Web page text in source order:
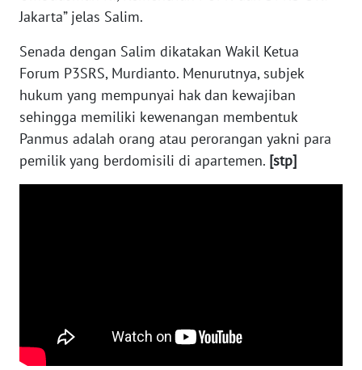
Jakarta” jelas Salim.
Senada dengan Salim dikatakan Wakil Ketua
Forum P3SRS, Murdianto. Menurutnya, subjek
hukum yang mempunyai hak dan kewajiban
sehingga memiliki kewenangan membentuk
Panmus adalah orang atau perorangan yakni para
pemilik yang berdomisili di apartemen. [stp]
WN
KARAWANG
WN
WN
BOGOR
WN
SAMOSIR